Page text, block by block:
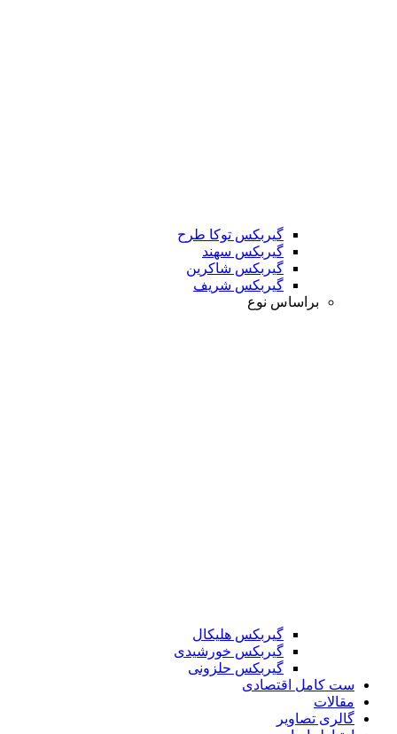
گیربکس توکا طرح
گیربکس سهند
گیربکس شاکرین
گیربکس شریف
براساس نوع
گیربکس هلیکال
گیربکس خورشیدی
گیربکس حلزونی
ست کامل اقتصادی
مقالات
گالری تصاویر